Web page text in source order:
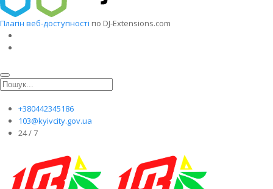
Плагін веб-доступності по DJ-Extensions.com
+380442345186
103@kyivcity.gov.ua
24 / 7